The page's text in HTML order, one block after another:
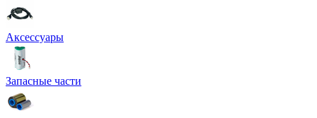
Аксессуары
Запасные части